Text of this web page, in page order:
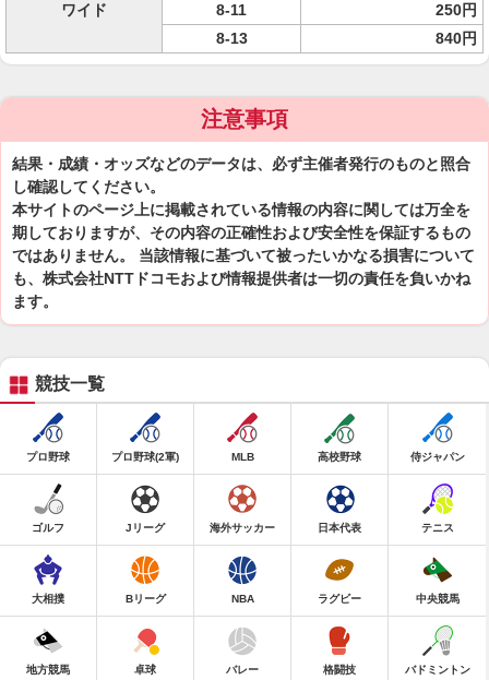
ワイド
8-11
250円
8-13
840円
注意事項
結果・成績・オッズなどのデータは、必ず主催者発行のものと照合
し確認してください。
本サイトのページ上に掲載されている情報の内容に関しては万全を
期しておりますが、その内容の正確性および安全性を保証するもの
ではありません。 当該情報に基づいて被ったいかなる損害について
も、株式会社NTTドコモおよび情報提供者は一切の責任を負いかね
ます。
競技一覧
プロ野球 プロ野球(2軍) MLB 高校野球 侍ジャパン
ゴルフ Jリーグ 海外サッカー 日本代表 テニス
大相撲 Bリーグ NBA ラグビー 中央競馬
地方競馬 卓球 バレー 格闘技 バドミントン